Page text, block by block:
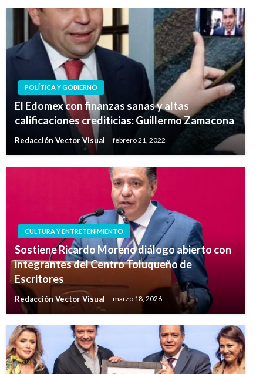
POLÍTICA Y GOBIERNO
El Edomex con finanzas sanas y altas
calificaciones crediticias: Guillermo Zamacona
Redacción Vector Visual febrero 21, 2022
CULTURA Y ENTRETENIMIENTO
Sostiene Ricardo Moreno diálogo abierto con
integrantes del Centro Toluqueño de
Escritores
Redacción Vector Visual marzo 18, 2026